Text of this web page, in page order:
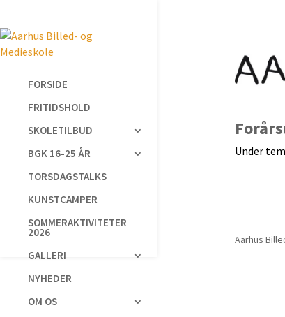
FORSIDE
FRITIDSHOLD
SKOLETILBUD
BGK 16-25 ÅR
TORSDAGSTALKS
KUNSTCAMPER
SOMMERAKTIVITETER
2026
GALLERI
NYHEDER
OM OS
Under
Aarhus